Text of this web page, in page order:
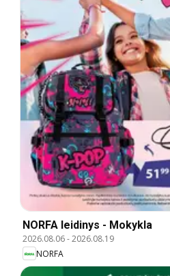
NORFA leidinys - Mokykla
2026.08.06-2026.08.19
NORFA